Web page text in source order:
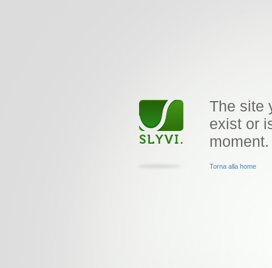
The site
exist or
moment.
Torna alla home